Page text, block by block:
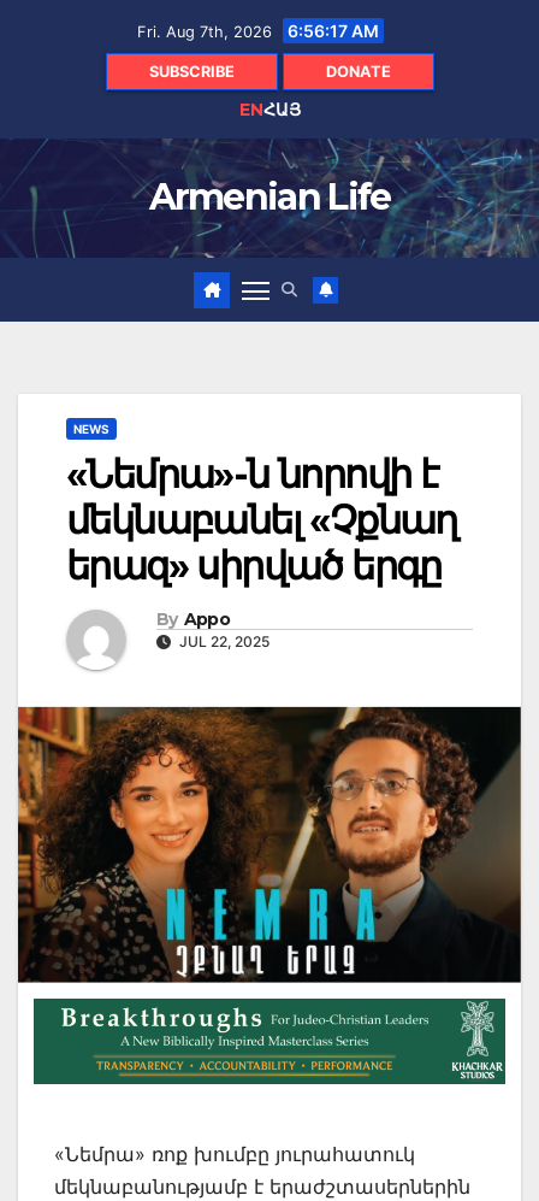
Fri. Aug 7th, 2026 6:56:18 AM
SUBSCRIBE DONATE
ENՀԱՅ
Armenian Life
NEWS
«Նեմրա»-ն նորովի է
մեկնաբանել «Չքնաղ
երազ» սիրված երգը
By Appo
JUL 22, 2025
«Նեմրա» ռոք խումբը յուրահատուկ
մեկնաբանությամբ է երաժշտասերներին